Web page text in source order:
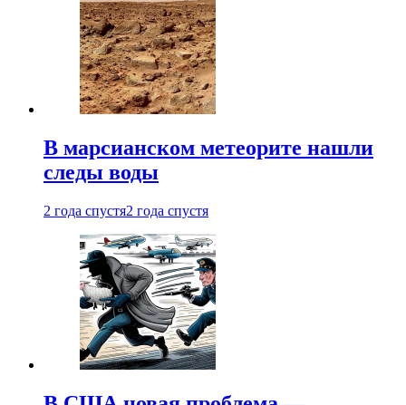
В марсианском метеорите нашли
следы воды
2 года спустя2 года спустя